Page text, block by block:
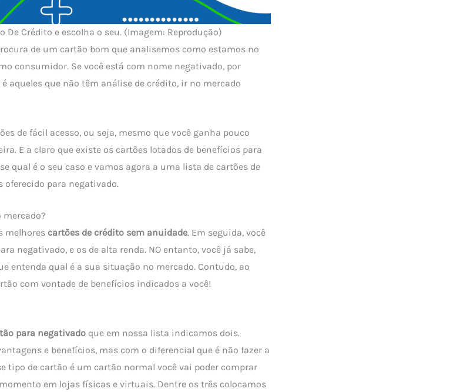
De Crédito e escolha o seu. (Imagem: Reprodução)
de um cartão bom que analisemos como estamos no
consumidor. Se você está com nome negativado, por
aqueles que não têm análise de crédito, ir no mercado
de fácil acesso, ou seja, mesmo que você ganha pouco
E a claro que existe os cartões lotados de benefícios para
qual é o seu caso e vamos agora a uma lista de cartões de
oferecido para negativado.
mercado?
melhores cartões de crédito sem anuidade. Em seguida, você
negativado, e os de alta renda. NO entanto, você já sabe,
entenda qual é a sua situação no mercado. Contudo, ao
com vontade de benefícios indicados a você!
para negativado que em nossa lista indicamos dois.
e benefícios, mas com o diferencial que é não fazer a
tipo de cartão é um cartão normal você vai poder comprar
em lojas físicas e virtuais. Dentre os três colocamos